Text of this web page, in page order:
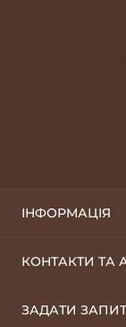
ІНФОРМАЦІЯ
Оплата та
Оптовикам
КОНТАКТИ ТА
ЗАДАТИ